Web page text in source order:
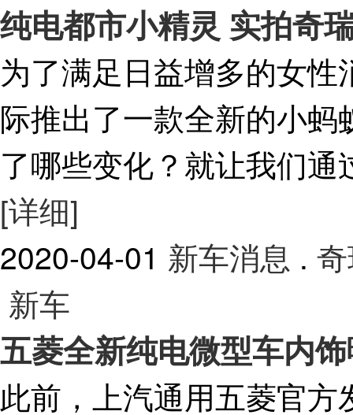
纯电都市小精灵 实拍奇
为了满足日益增多的女
际推出了一款全新的小
了哪些变化？就让我们
[详细]
2020-04-01 新车消息 .
新车
五菱全新纯电微型车内
此前，上汽通用五菱官